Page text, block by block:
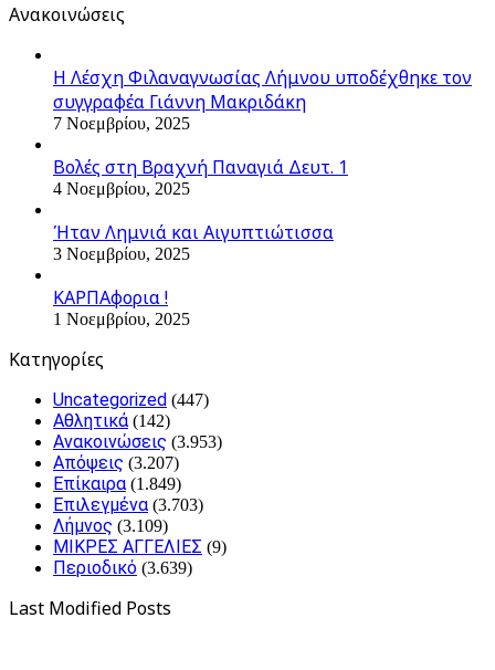
Ανακοινώσεις
Η Λέσχη Φιλαναγνωσίας Λήμνου υποδέχθηκε τον
συγγραφέα Γιάννη Μακριδάκη
7 Νοεμβρίου, 2025
Βολές στη Βραχνή Παναγιά Δευτ. 1
4 Νοεμβρίου, 2025
Ήταν Λημνιά και Αιγυπτιώτισσα
3 Νοεμβρίου, 2025
ΚΑΡΠΑφορια !
1 Νοεμβρίου, 2025
Kατηγορίες
Uncategorized (447)
Αθλητικά (142)
Ανακοινώσεις (3.953)
Απόψεις (3.207)
Επίκαιρα (1.849)
Επιλεγμένα (3.703)
Λήμνος (3.109)
ΜΙΚΡΕΣ ΑΓΓΕΛΙΕΣ (9)
Περιοδικό (3.639)
Last Modified Posts